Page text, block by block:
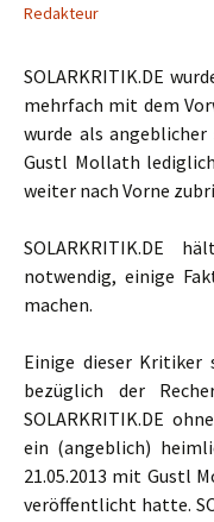
Redakteur
SOLARKRITIK.DE
mehrfach mit dem
wurde als angeblicher
Gustl Mollath
weiter nach Vorne
SOLARKRITIK.DE
notwendig, einige
machen.
Einige dieser Kritiker
bezüglich der
SOLARKRITIK.DE
ein (angeblich)
21.05.2013 mit Gustl
veröffentlicht hatte.